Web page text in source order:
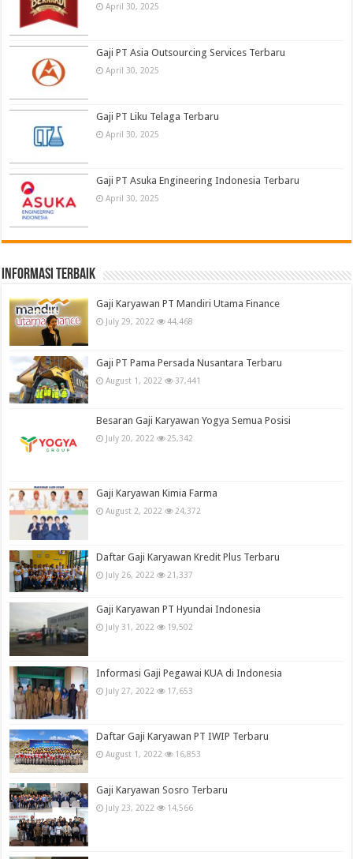
April 30, 2025
Gaji PT Asia Outsourcing Services Terbaru
April 30, 2025
Gaji PT Liku Telaga Terbaru
April 30, 2025
Gaji PT Asuka Engineering Indonesia Terbaru
April 30, 2025
informasi terbaik
Gaji Karyawan PT Mandiri Utama Finance
July 29, 2022 44,468
Gaji PT Pama Persada Nusantara Terbaru
August 1, 2022 37,441
Besaran Gaji Karyawan Yogya Semua Posisi
July 20, 2022 25,342
Gaji Karyawan Kimia Farma
August 2, 2022 24,372
Daftar Gaji Karyawan Kredit Plus Terbaru
July 26, 2022 21,337
Gaji Karyawan PT Hyundai Indonesia
July 31, 2022 19,502
Informasi Gaji Pegawai KUA di Indonesia
July 27, 2022 17,653
Daftar Gaji Karyawan PT IWIP Terbaru
August 1, 2022 16,853
Gaji Karyawan Sosro Terbaru
July 23, 2022 14,566